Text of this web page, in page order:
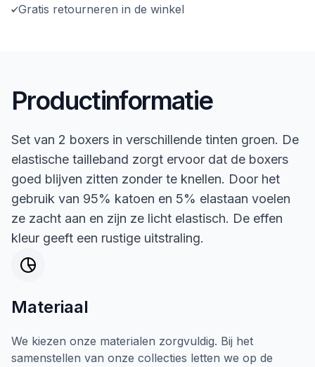
Gratis retourneren in de winkel
Productinformatie
Set van 2 boxers in verschillende tinten groen. De
elastische tailleband zorgt ervoor dat de boxers
goed blijven zitten zonder te knellen. Door het
gebruik van 95% katoen en 5% elastaan voelen
ze zacht aan en zijn ze licht elastisch. De effen
kleur geeft een rustige uitstraling.
Materiaal
We kiezen onze materialen zorgvuldig. Bij het
samenstellen van onze collecties letten we op de